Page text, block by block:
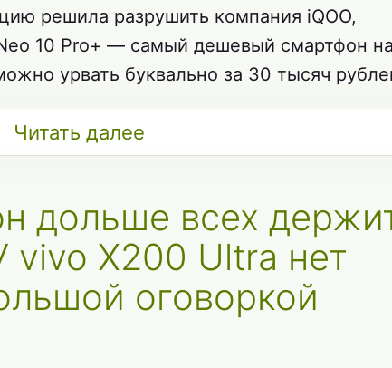
решила разрушить компания iQOO,
10 Pro+ — самый дешевый смартфон на
урвать буквально за 30 тысяч
Читать далее
дольше всех
vivo X200 Ultra нет
оговоркой